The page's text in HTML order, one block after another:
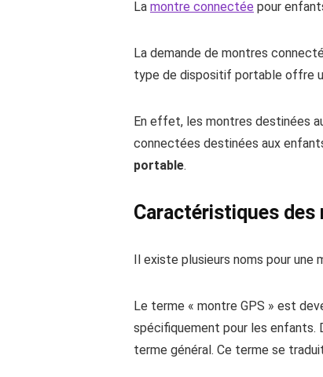
La montre connectée pour
La demande de montres
type de dispositif portable offre
En effet, les montres destinées
connectées destinées aux
portable.
Caractéristiques des
Il existe plusieurs noms pour
Le terme « montre GPS » est
spécifiquement pour les enfants.
terme général. Ce terme se